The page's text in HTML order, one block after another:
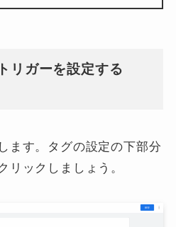
リガーを設定する
ます。タグの設定の下部分
リックしましょう。